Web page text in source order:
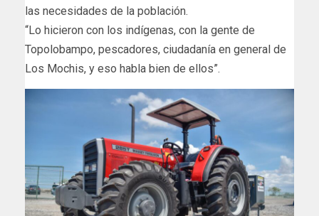
las necesidades de la población.
“Lo hicieron con los indígenas, con la gente de
Topolobampo, pescadores, ciudadanía en general de
Los Mochis, y eso habla bien de ellos”.